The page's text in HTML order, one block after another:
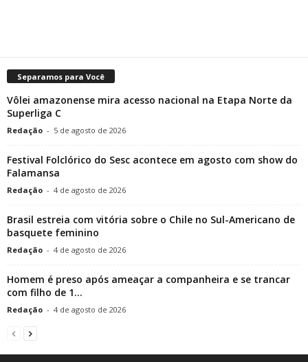
Separamos para Você
Vôlei amazonense mira acesso nacional na Etapa Norte da
Superliga C
Redação - 5 de agosto de 2026
Festival Folclórico do Sesc acontece em agosto com show do
Falamansa
Redação - 4 de agosto de 2026
Brasil estreia com vitória sobre o Chile no Sul-Americano de
basquete feminino
Redação - 4 de agosto de 2026
Homem é preso após ameaçar a companheira e se trancar
com filho de 1...
Redação - 4 de agosto de 2026